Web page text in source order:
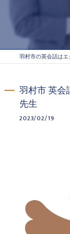
羽村市 英
先生
2023/02/19